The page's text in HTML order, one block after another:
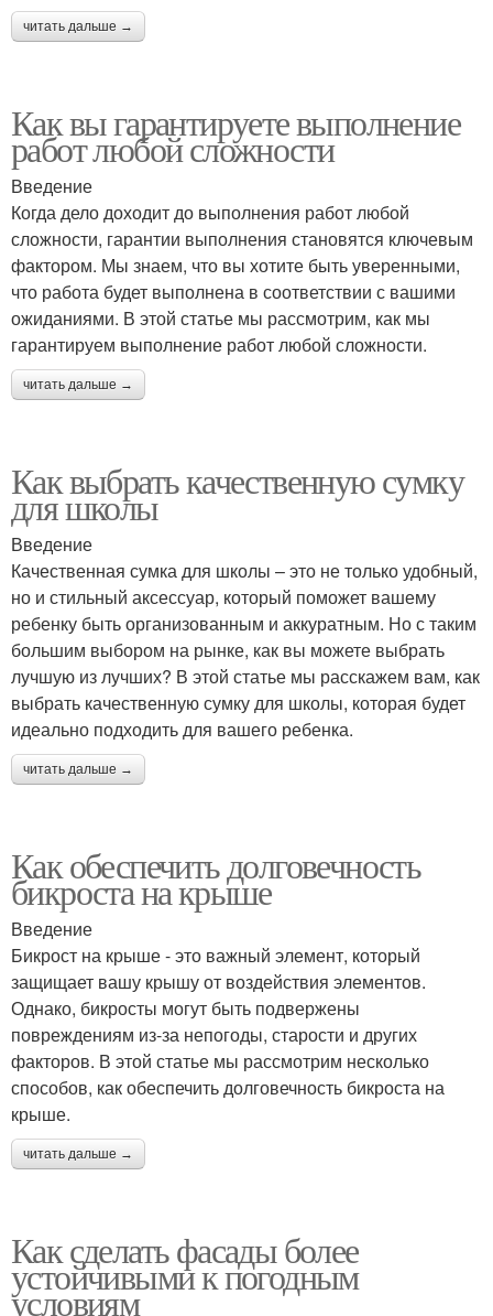
читать дальше →
Как вы гарантируете выполнение
работ любой сложности
Введение
Когда дело доходит до выполнения работ любой
сложности, гарантии выполнения становятся ключевым
фактором. Мы знаем, что вы хотите быть уверенными,
что работа будет выполнена в соответствии с вашими
ожиданиями. В этой статье мы рассмотрим, как мы
гарантируем выполнение работ любой сложности.
читать дальше →
Как выбрать качественную сумку
для школы
Введение
Качественная сумка для школы – это не только удобный,
но и стильный аксессуар, который поможет вашему
ребенку быть организованным и аккуратным. Но с таким
большим выбором на рынке, как вы можете выбрать
лучшую из лучших? В этой статье мы расскажем вам, как
выбрать качественную сумку для школы, которая будет
идеально подходить для вашего ребенка.
читать дальше →
Как обеспечить долговечность
бикроста на крыше
Введение
Бикрост на крыше - это важный элемент, который
защищает вашу крышу от воздействия элементов.
Однако, бикросты могут быть подвержены
повреждениям из-за непогоды, старости и других
факторов. В этой статье мы рассмотрим несколько
способов, как обеспечить долговечность бикроста на
крыше.
читать дальше →
Как сделать фасады более
устойчивыми к погодным
условиям